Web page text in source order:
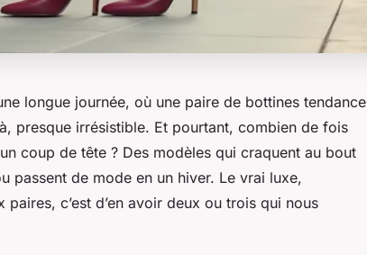
longue journée, où une paire de bottines tendance
presque irrésistible. Et pourtant, combien de fois
coup de tête ? Des modèles qui craquent au bout
passent de mode en un hiver. Le vrai luxe,
paires, c’est d’en avoir deux ou trois qui nous